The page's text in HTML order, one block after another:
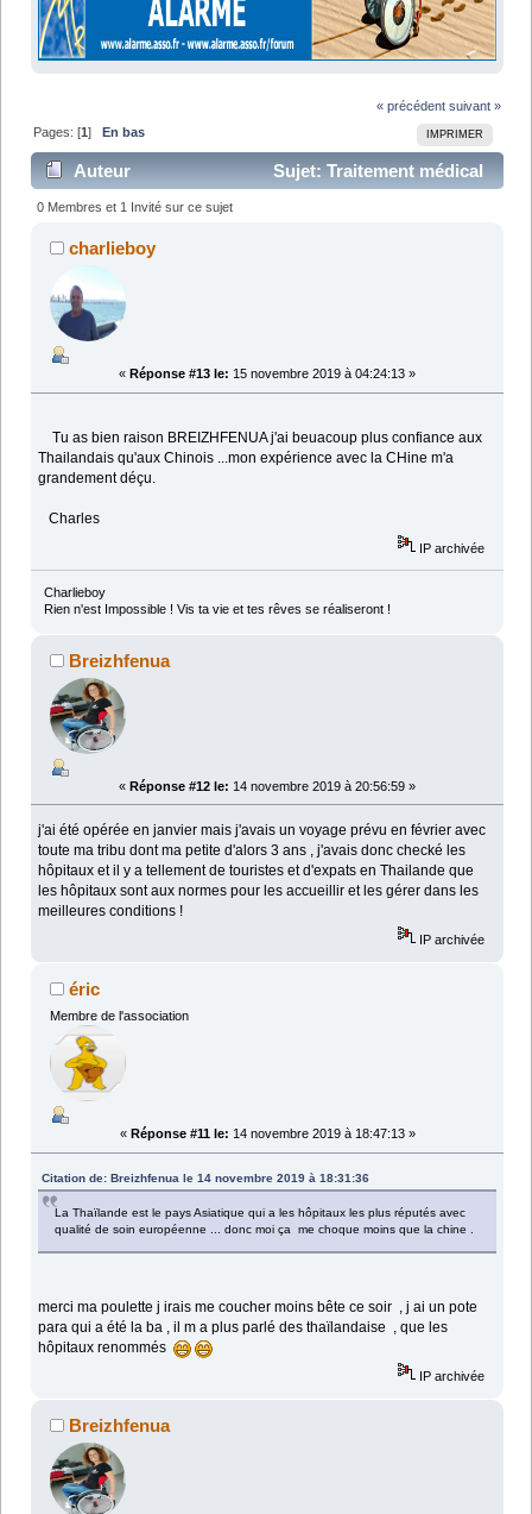
« précédent suivant »
IMPRIMER
Pages: [1] En bas
Auteur
Sujet: Traitement médical
en Thailande (Lu 18502 fois)
0 Membres et 1 Invité sur ce sujet
charlieboy
« Réponse #13 le: 15 novembre 2019 à 04:24:13 »
Tu as bien raison BREIZHFENUA j'ai beuacoup plus confiance aux
Thailandais qu'aux Chinois ...mon expérience avec la CHine m'a
grandement déçu.
Charles
IP archivée
Charlieboy
Rien n'est Impossible ! Vis ta vie et tes rêves se réaliseront !
Breizhfenua
« Réponse #12 le: 14 novembre 2019 à 20:56:59 »
j'ai été opérée en janvier mais j'avais un voyage prévu en février avec
toute ma tribu dont ma petite d'alors 3 ans , j'avais donc checké les
hôpitaux et il y a tellement de touristes et d'expats en Thailande que
les hôpitaux sont aux normes pour les accueillir et les gérer dans les
meilleures conditions !
IP archivée
éric
Membre de l'association
« Réponse #11 le: 14 novembre 2019 à 18:47:13 »
Citation de: Breizhfenua le 14 novembre 2019 à 18:31:36
La Thaïlande est le pays Asiatique qui a les hôpitaux les plus réputés avec
qualité de soin européenne ... donc moi ça me choque moins que la chine .
merci ma poulette j irais me coucher moins bête ce soir , j ai un pote
para qui a été la ba , il m a plus parlé des thaïlandaise , que les
hôpitaux renommés
IP archivée
Breizhfenua